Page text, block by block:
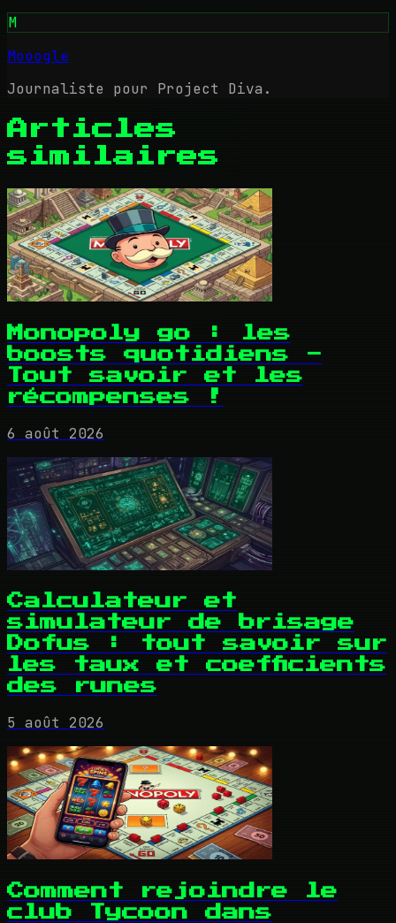
M
Mooogle
Journaliste pour Project Diva.
Articles
similaires
Monopoly go : les
boosts quotidiens -
Tout savoir et les
récompenses !
6 août 2026
Calculateur et
simulateur de brisage
Dofus : tout savoir sur
les taux et coefficients
des runes
5 août 2026
Comment rejoindre le
club Tycoon dans